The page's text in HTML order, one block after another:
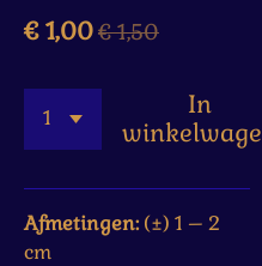
€ 1,00€ 1,50
In
Afmetingen: (±) 1 – 2
cm